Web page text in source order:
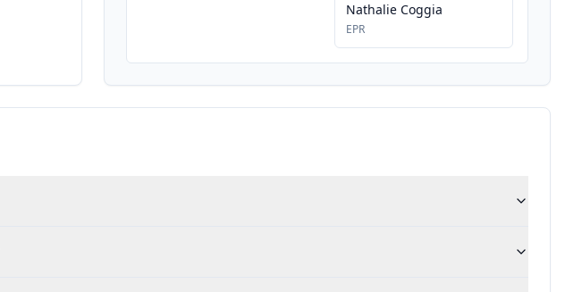
Nathalie Coggia
EPR